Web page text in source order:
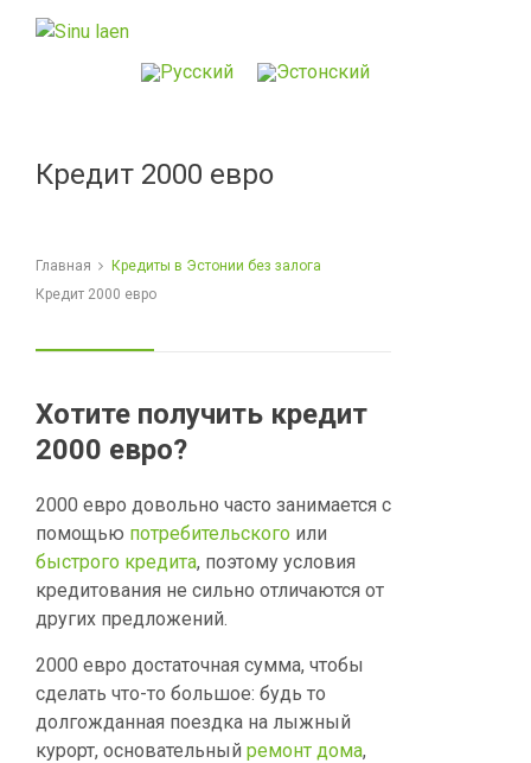
Кредит 2000 евро
Главная
Кредиты в Эстонии без залога
Кредит 2000 евро
Хотите получить кредит
2000 евро?
2000 евро довольно часто занимается с
помощью потребительского или
быстрого кредита, поэтому условия
кредитования не сильно отличаются от
других предложений.
2000 евро достаточная сумма, чтобы
сделать что-то большое: будь то
долгожданная поездка на лыжный
курорт, основательный ремонт дома,